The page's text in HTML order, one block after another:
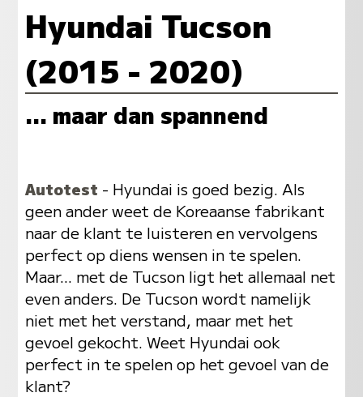
Hyundai Tucson
(2015 - 2020)
... maar dan spannend
Autotest - Hyundai is goed bezig. Als
geen ander weet de Koreaanse fabrikant
naar de klant te luisteren en vervolgens
perfect op diens wensen in te spelen.
Maar... met de Tucson ligt het allemaal net
even anders. De Tucson wordt namelijk
niet met het verstand, maar met het
gevoel gekocht. Weet Hyundai ook
perfect in te spelen op het gevoel van de
klant?